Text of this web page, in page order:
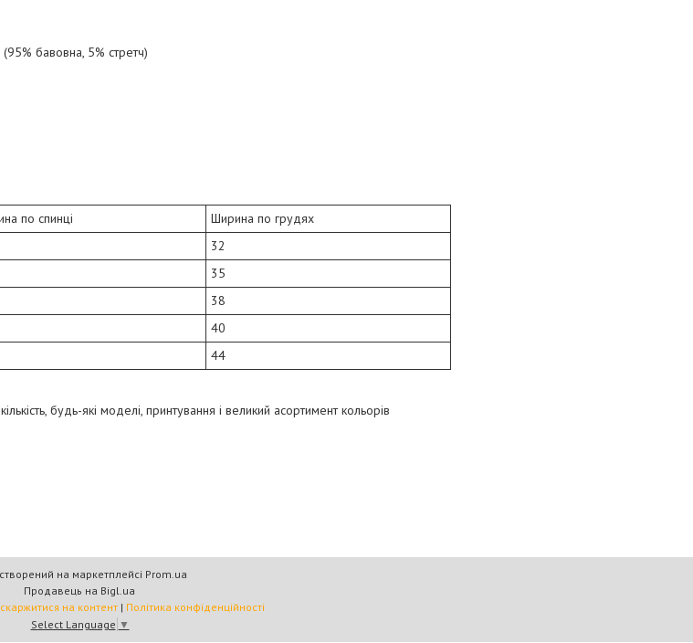
(95% бавовна, 5% стретч)
по спинці
Ширина по грудях
32
35
38
40
44
будь-які моделі, принтування і великий асортимент кольорів
на маркетплейсі Prom.ua
Продавець на Bigl.ua
на контент | Політика конфіденційності
Select Language ▼